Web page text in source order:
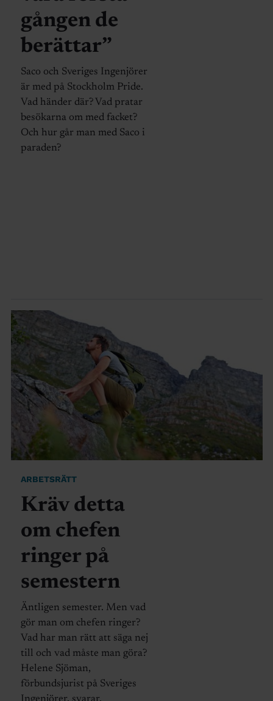
gången de
berättar”
Saco och Sveriges Ingenjörer
är med på Stockholm Pride.
Vad händer där? Vad pratar
besökarna om med facket?
Och hur går man med Saco i
paraden?
ARBETSRÄTT
Kräv detta
om chefen
ringer på
semestern
Äntligen semester. Men vad
gör man om chefen ringer?
Vad har man rätt att säga nej
till och vad måste man göra?
Helene Sjöman,
förbundsjurist på Sveriges